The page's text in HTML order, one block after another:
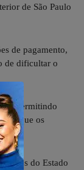
de São Paulo
de pagamento,
de dificultar o
permitindo
que os
Ativos do Estado